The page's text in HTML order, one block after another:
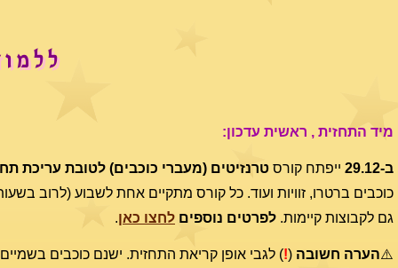
מיד התחזית , ראשית עדכון:
ב-29.12 ייפתח קורס טרנזיטים (מעברי כוכבים) לטובת עריכת
כוכבים ברטרו, זוויות ועוד. כל קורס מתקיים אחת לשבוע (לרוב
גם לקבוצות קיימות. לפרטים נוספים לחצו כאן.
⚠️הערה חשובה (
!) לגבי אופן קריאת התחזית. ישנם כוכבים